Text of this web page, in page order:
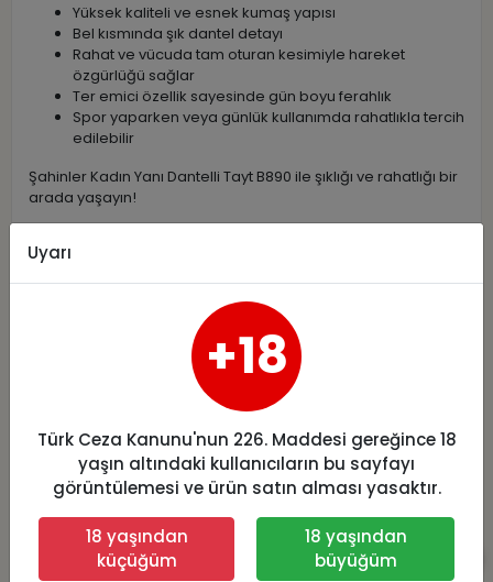
Yüksek kaliteli ve esnek kumaş yapısı
Bel kısmında şık dantel detayı
Rahat ve vücuda tam oturan kesimiyle hareket
özgürlüğü sağlar
Ter emici özellik sayesinde gün boyu ferahlık
Spor yaparken veya günlük kullanımda rahatlıkla tercih
edilebilir
Şahinler Kadın Yanı Dantelli Tayt B890 ile şıklığı ve rahatlığı bir
arada yaşayın!
Benzer Ürünler
Uyarı
+18
Türk Ceza Kanunu'nun 226. Maddesi gereğince 18
yaşın altındaki kullanıcıların bu sayfayı
görüntülemesi ve ürün satın alması yasaktır.
18 yaşından
küçüğüm
18 yaşından
büyüğüm